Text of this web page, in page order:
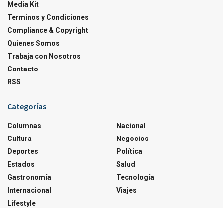
Media Kit
Terminos y Condiciones
Compliance & Copyright
Quienes Somos
Trabaja con Nosotros
Contacto
RSS
Categorías
Columnas
Cultura
Deportes
Estados
Gastronomía
Internacional
Lifestyle
Nacional
Negocios
Política
Salud
Tecnología
Viajes